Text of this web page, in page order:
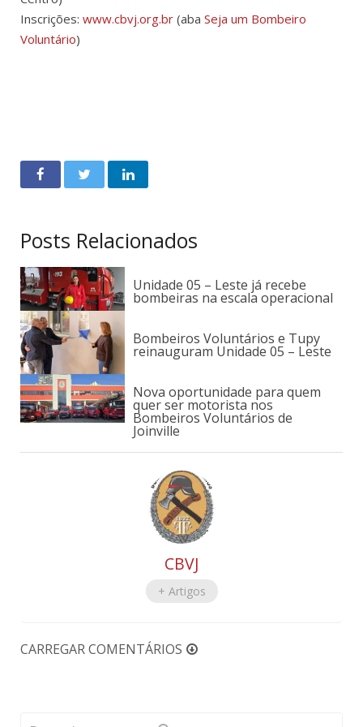
Inscrições: www.cbvj.org.br (aba Seja um Bombeiro
Voluntário)
Posts Relacionados
Unidade 05 – Leste já recebe
bombeiras na escala operacional
Bombeiros Voluntários e Tupy
reinauguram Unidade 05 – Leste
Nova oportunidade para quem
quer ser motorista nos
Bombeiros Voluntários de
Joinville
CBVJ
+ Artigos
CARREGAR COMENTÁRIOS